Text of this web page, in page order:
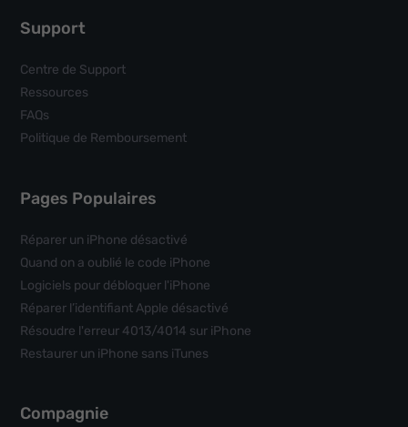
Support
Centre de Support
Ressources
FAQs
Politique de Remboursement
Pages Populaires
Réparer un iPhone désactivé
Quand on a oublié le code iPhone
Logiciels pour débloquer l'iPhone
Réparer l’identifiant Apple désactivé
Résoudre l'erreur 4013/4014 sur iPhone
Restaurer un iPhone sans iTunes
Compagnie